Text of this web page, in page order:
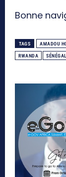
Bonne
TAGS AMADOU
RWANDA SÉNÉGAL